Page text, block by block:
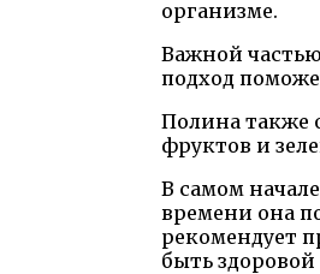
организме.
Важной
подход
Полина также
фруктов и
В самом
времени она
рекомендует
быть